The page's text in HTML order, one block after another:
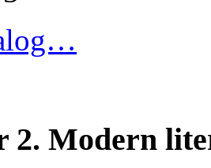
2. Modern